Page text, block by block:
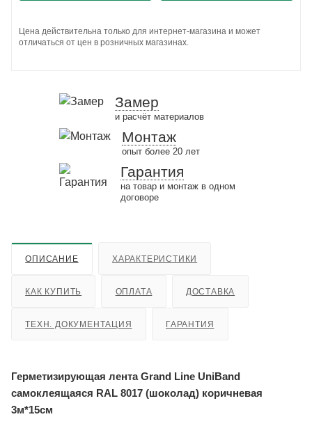
Цена действительна только для интернет-магазина и может
отличаться от цен в розничных магазинах.
Замер
и расчёт материалов
Монтаж
опыт более 20 лет
Гарантия
на товар и монтаж в одном
договоре
ОПИСАНИЕ ХАРАКТЕРИСТИКИ
КАК КУПИТЬ ОПЛАТА ДОСТАВКА
ТЕХН. ДОКУМЕНТАЦИЯ ГАРАНТИЯ
Герметизирующая лента Grand Line UniBand
самоклеящаяся RAL 8017 (шоколад) коричневая
3м*15см